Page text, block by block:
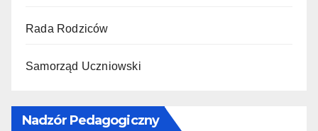
Rada Rodziców
Samorząd Uczniowski
Nadzór Pedagogiczny